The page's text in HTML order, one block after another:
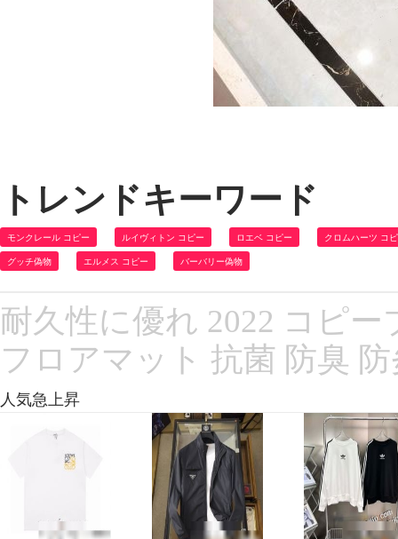
トレンドキーワード
モンクレール コピー ルイヴィトン コピー ロエベ コピー クロムハーツ コ
グッチ偽物 エルメス コピー バーバリー偽物
耐久性に優れ 2022 コピ
フロアマット 抗菌 防臭
人気急上昇